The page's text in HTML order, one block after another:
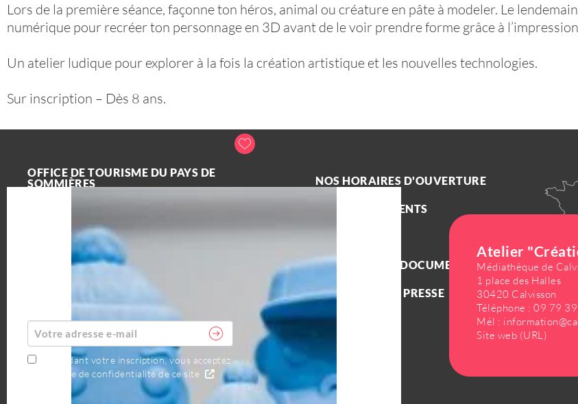
Lors de la première séance, façonne ton héros, animal ou créature en pâte à modeler. Le
numérique pour recréer ton personnage en 3D avant de le voir prendre forme grâce à
Un atelier ludique pour explorer à la fois la création artistique et les nouvelles technologies.
Sur inscription – Dès 8 ans.
Atelier
Médiathèque de
1 place des Halles
30420 Calvisson
Téléphone : 09 79
Mél :
Site web (URL)
OFFICE DE TOURISME DU PAYS DE
SOMMIÈRES
AGENDA
En validant votre inscription, vous acceptez
la politique de confidentialité de ce site
NOS HORAIRES D'OUVERTURE
NOS ENGAGEMENTS
BROCHURES & DOCUMENTS
ESPACE PRO ET PRESSE